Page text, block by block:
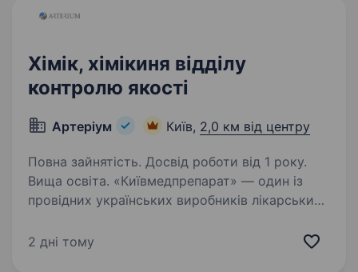
Хімік, хімікиня відділу
контролю якості
Артеріум Київ, 2,0 км від центру
Повна зайнятість. Досвід роботи від 1 року.
Вища освіта. «Київмедпрепарат» — один із
провідних українських виробників лікарських
формуються з 1847 року. Компанія
2 дні тому